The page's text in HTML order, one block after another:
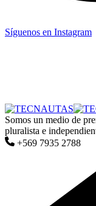
Síguenos en Instagram
Somos un medio de
pluralista e
+569 7935 2788